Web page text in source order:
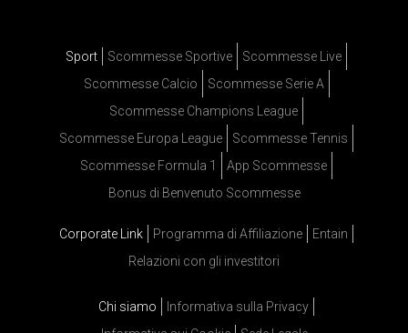
Sport Scommesse Sportive
Scommesse Live
Scommesse Calcio
Scommesse Serie A
Scommesse Champions League
Scommesse Europa League
Scommesse Tennis
Scommesse Formula 1
App Scommesse
Bonus di Benvenuto Scommesse
Corporate Link Programma di Affiliazione
Entain
Relazioni con gli investitori
Chi siamo
Informativa sulla Privacy